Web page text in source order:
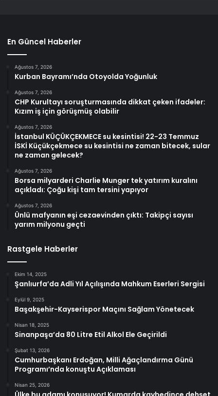
En Güncel Haberler
Ağustos 7, 2026
Kurban Bayramı’nda Otoyolda Yoğunluk
Ağustos 7, 2026
CHP Kurultayı soruşturmasında dikkat çeken ifadeler:
Kızım iş için görüşmüş olabilir
Ağustos 7, 2026
İstanbul KÜÇÜKÇEKMECE su kesintisi! 22-23 Temmuz
İSKİ Küçükçekmece su kesintisi ne zaman bitecek, sular
ne zaman gelecek?
Ağustos 7, 2026
Borsa milyarderi Charlie Munger tek yatırım kuralını
açıkladı: Çoğu kişi tam tersini yapıyor
Ağustos 7, 2026
Ünlü mafyanın eşi cezaevinden çıktı: Takipçi sayısı
yarım milyonu geçti
Rastgele Haberler
Ekim 14, 2025
Şanlıurfa’da Adli Yıl Açılışında Mahkum Eserleri Sergisi
Eylül 9, 2025
Başakşehir-Kayserispor Maçını Sağlam Yönetecek
Nisan 18, 2025
Sinanpaşa’da 80 Litre Etil Alkol Ele Geçirildi
Şubat 13, 2026
Cumhurbaşkanı Erdoğan, Milli Ağaçlandırma Günü
Programı’nda konuştu Açıklaması
Nisan 25, 2026